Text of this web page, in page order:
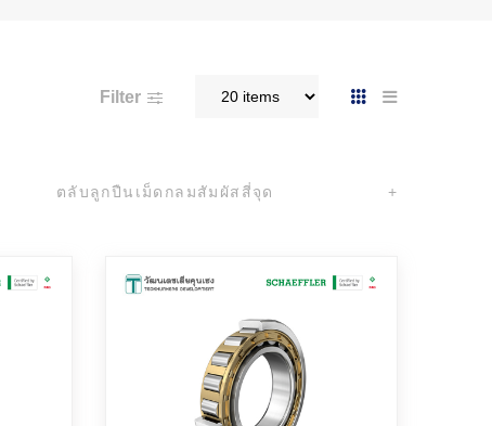
Filter
ตลับลูกปืนเม็ดกลมสัมผัสสี่จุด +